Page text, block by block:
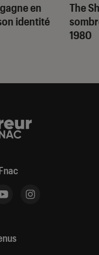
en
identité
The
1980